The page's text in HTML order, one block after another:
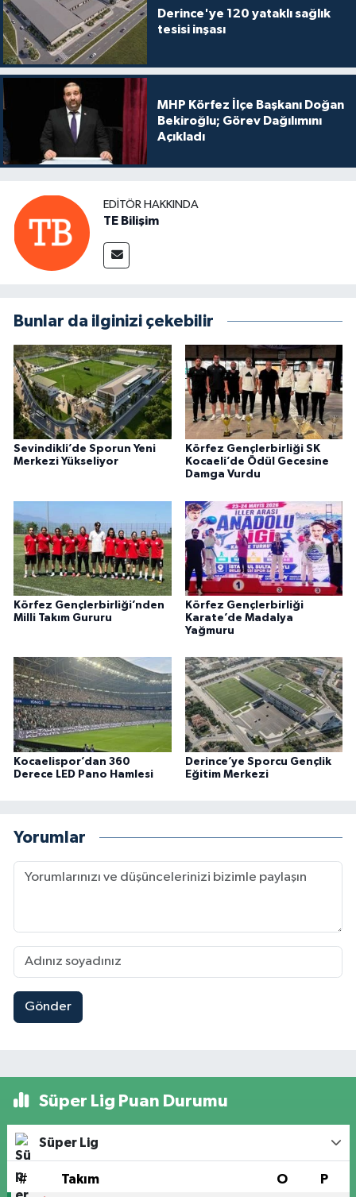
Derince'ye 120 yataklı sağlık
tesisi inşası
MHP Körfez İlçe Başkanı Doğan
Bekiroğlu; Görev Dağılımını
Açıkladı
EDITÖR HAKKINDA
TE Bilişim
Bunlar da ilginizi çekebilir
Sevindikli’de Sporun Yeni
Merkezi Yükseliyor
Körfez Gençlerbirliği SK
Kocaeli’de Ödül Gecesine
Damga Vurdu
Körfez Gençlerbirliği’nden
Milli Takım Gururu
Körfez Gençlerbirliği
Karate’de Madalya
Yağmuru
Kocaelispor’dan 360
Derece LED Pano Hamlesi
Derince’ye Sporcu Gençlik
Eğitim Merkezi
Yorumlar
Gönder
Süper Lig Puan Durumu
Süper Lig
# Takım O P